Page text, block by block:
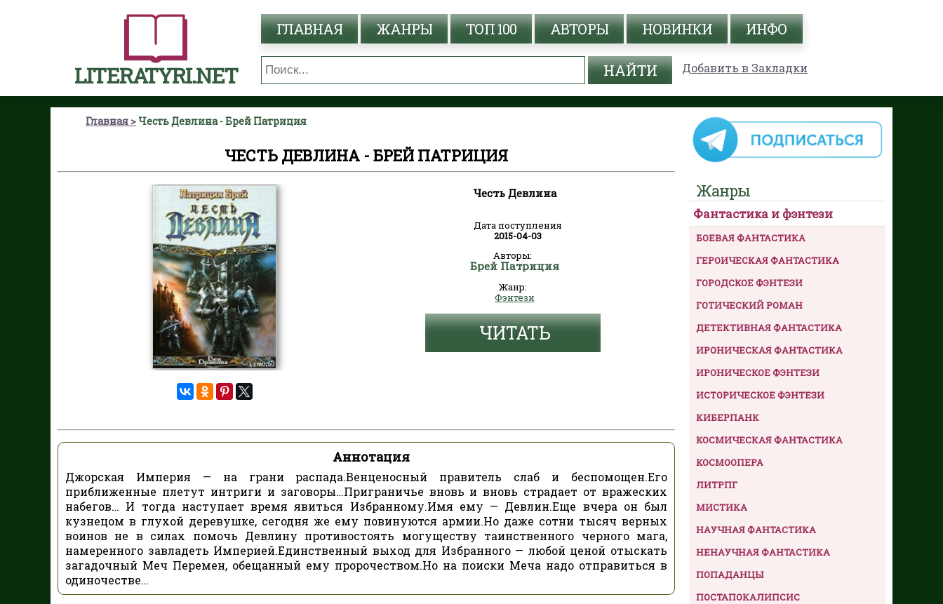
LITERATYRI.NET
ГЛАВНАЯ ЖАНРЫ ТОП 100 АВТОРЫ НОВИНКИ ИНФО
Добавить в Закладки
Главная Честь Девлина - Брей Патриция
ЧЕСТЬ ДЕВЛИНА - БРЕЙ ПАТРИЦИЯ
Честь Девлина
Дата поступления
2015-04-03
Авторы:
Брей Патриция
Жанр:
Фэнтези
ЧИТАТЬ
Аннотация
Джорская Империя — на грани распада.Венценосный правитель слаб и беспомощен.Его
приближенные плетут интриги и заговоры…Приграничье вновь и вновь страдает от вражеских
набегов… И тогда наступает время явиться Избранному.Имя ему — Девлин.Еще вчера он был
кузнецом в глухой деревушке, сегодня же ему повинуются армии.Но даже сотни тысяч верных
воинов не в силах помочь Девлину противостоять могуществу таинственного черного мага,
намеренного завладеть Империей.Единственный выход для Избранного — любой ценой отыскать
загадочный Меч Перемен, обещанный ему пророчеством.Но на поиски Меча надо отправиться в
одиночестве…
Жанры
Фантастика и фэнтези
БОЕВАЯ ФАНТАСТИКА
ГЕРОИЧЕСКАЯ ФАНТАСТИКА
ГОРОДСКОЕ ФЭНТЕЗИ
ГОТИЧЕСКИЙ РОМАН
ДЕТЕКТИВНАЯ ФАНТАСТИКА
ИРОНИЧЕСКАЯ ФАНТАСТИКА
ИРОНИЧЕСКОЕ ФЭНТЕЗИ
ИСТОРИЧЕСКОЕ ФЭНТЕЗИ
КИБЕРПАНК
КОСМИЧЕСКАЯ ФАНТАСТИКА
КОСМООПЕРА
ЛИТРПГ
МИСТИКА
НАУЧНАЯ ФАНТАСТИКА
НЕНАУЧНАЯ ФАНТАСТИКА
ПОПАДАНЦЫ
ПОСТАПОКАЛИПСИС